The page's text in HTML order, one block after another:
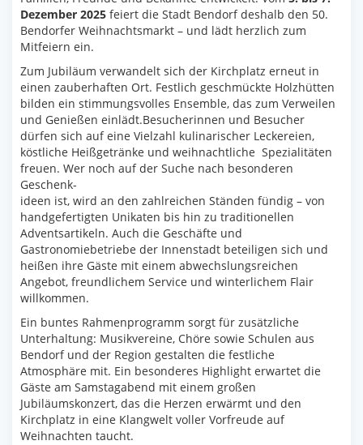
Dezember 2025 feiert die Stadt Bendorf deshalb den 50.
Bendorfer Weihnachtsmarkt – und lädt herzlich zum
Mitfeiern ein.
Zum Jubiläum verwandelt sich der Kirchplatz erneut in
einen zauberhaften Ort. Festlich geschmückte Holzhütten
bilden ein stimmungsvolles Ensemble, das zum Verweilen
und Genießen einlädt.Besucherinnen und Besucher
dürfen sich auf eine Vielzahl kulinarischer Leckereien,
köstliche Heißgetränke und weihnachtliche Spezialitäten
freuen. Wer noch auf der Suche nach besonderen
Geschenk-
ideen ist, wird an den zahlreichen Ständen fündig – von
handgefertigten Unikaten bis hin zu traditionellen
Adventsartikeln. Auch die Geschäfte und
Gastronomiebetriebe der Innenstadt beteiligen sich und
heißen ihre Gäste mit einem abwechslungsreichen
Angebot, freundlichem Service und winterlichem Flair
willkommen.
Ein buntes Rahmenprogramm sorgt für zusätzliche
Unterhaltung: Musikvereine, Chöre sowie Schulen aus
Bendorf und der Region gestalten die festliche
Atmosphäre mit. Ein besonderes Highlight erwartet die
Gäste am Samstagabend mit einem großen
Jubiläumskonzert, das die Herzen erwärmt und den
Kirchplatz in eine Klangwelt voller Vorfreude auf
Weihnachten taucht.